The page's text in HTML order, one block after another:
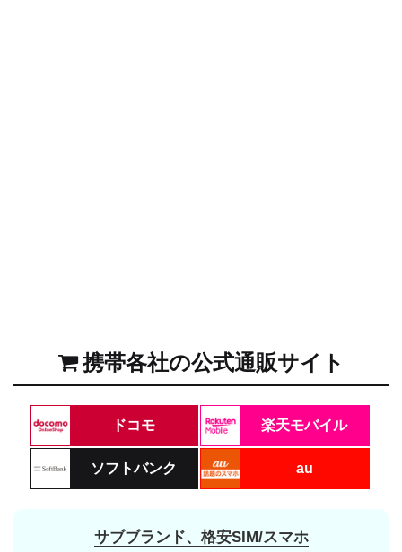
携帯各社の公式通販サイト
ドコモ 楽天モバイル
ソフトバンク au
サブブランド、格安SIM/スマホ